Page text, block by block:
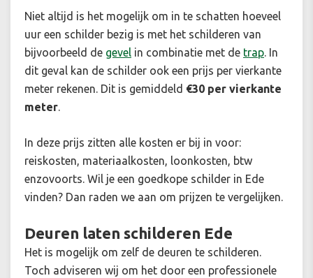
Niet altijd is het mogelijk om in te schatten hoeveel
uur een schilder bezig is met het schilderen van
bijvoorbeeld de gevel in combinatie met de trap. In
dit geval kan de schilder ook een prijs per vierkante
meter rekenen. Dit is gemiddeld €30 per vierkante
meter.
In deze prijs zitten alle kosten er bij in voor:
reiskosten, materiaalkosten, loonkosten, btw
enzovoorts. Wil je een goedkope schilder in Ede
vinden? Dan raden we aan om prijzen te vergelijken.
Deuren laten schilderen Ede
Het is mogelijk om zelf de deuren te schilderen.
Toch adviseren wij om het door een professionele